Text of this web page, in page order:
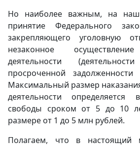
Но наиболее важным, на наш
принятие Федерального
закрепляющего уголовную
незаконное
деятельности
просроченной
Максимальный размер
деятельности
свободы сроком от 5 до 10
размере от 1 до 5 млн рублей.
Полагаем, что в настоящий